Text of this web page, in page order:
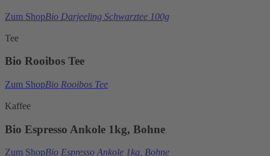
Zum ShopBio Darjeeling Schwarztee 100g
Tee
Bio Rooibos Tee
Zum ShopBio Rooibos Tee
Kaffee
Bio Espresso Ankole 1kg, Bohne
Zum ShopBio Espresso Ankole 1kg, Bohne